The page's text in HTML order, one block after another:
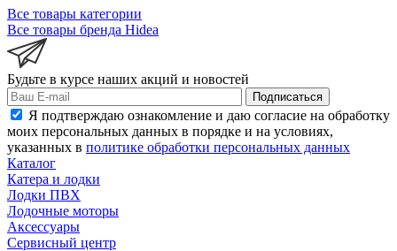
Все товары категории
Все товары бренда Hidea
Будьте в курсе наших акций и новостей
Подписаться
Я подтверждаю ознакомление и даю согласие на обработку
моих персональных данных в порядке и на условиях,
указанных в политике обработки персональных данных
Каталог
Катера и лодки
Лодки ПВХ
Лодочные моторы
Аксессуары
Сервисный центр